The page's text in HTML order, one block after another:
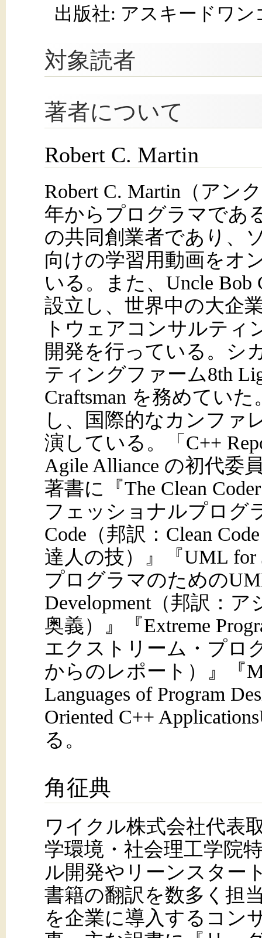
出版社: アスキードワン
対象読者
著者について
Robert C. Martin
Robert C. Martin（アン
年からプログラマであ
の共同創業者であり、
向けの学習用動画をオ
いる。また、Uncle Bob
設立し、世界中の大企
トウェアコンサルティ
開発を行っている。シ
ティングファーム8th
Craftsman を務めてい
し、国際的なカンファ
演している。「C++
Agile Alliance の初代委
著書に『The Clean
フェッショナルプログ
Code（邦訳：Clean
達人の技）』『UML for
プログラマのための
Development（邦訳：
奥義）』『Extreme
エクストリーム・プロ
からのレポート）』『
Languages of Program
Oriented C++
る。
角征典
ワイクル株式会社代表
学環境・社会理工学院
ル開発やリーンスター
書籍の翻訳を数多く担
を企業に導入するコン